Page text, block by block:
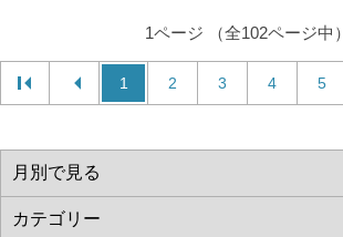
1ページ （全102ページ中）
1 2 3 4 5